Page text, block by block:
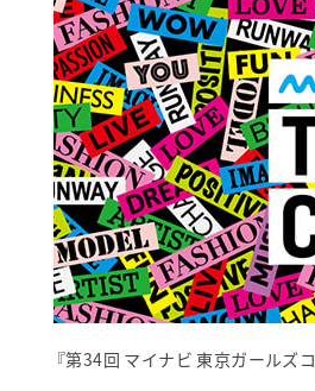
『第34回 マイナビ 東京ガールズ